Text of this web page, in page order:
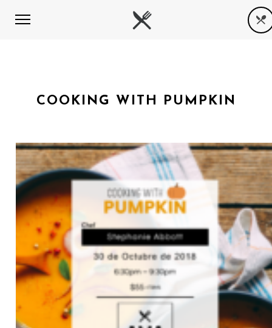
COOKING WITH PUMPKIN